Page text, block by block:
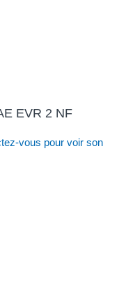
EVR 2 NF
vous pour voir son